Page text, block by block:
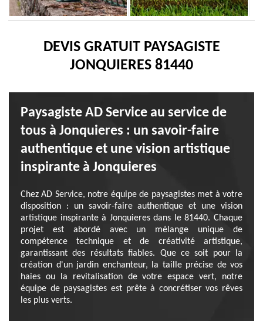
DEVIS GRATUIT PAYSAGISTE
JONQUIERES 81440
Paysagiste AD Service au service de
tous à Jonquieres : un savoir-faire
authentique et une vision artistique
inspirante à Jonquieres
Chez AD Service, notre équipe de paysagistes met à votre
disposition : un savoir-faire authentique et une vision
artistique inspirante à Jonquieres dans le 81440. Chaque
projet est abordé avec un mélange unique de
compétence technique et de créativité artistique,
garantissant des résultats fiables. Que ce soit pour la
création d'un jardin enchanteur, la taille précise de vos
haies ou la revitalisation de votre espace vert, notre
équipe de paysagistes est prête à concrétiser vos rêves
les plus verts.